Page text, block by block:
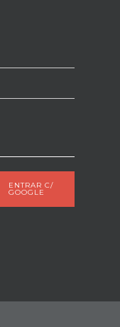
ENTRAR C/
GOOGLE